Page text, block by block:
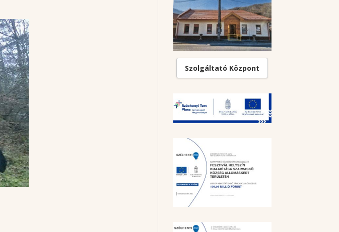
Szolgáltató Központ